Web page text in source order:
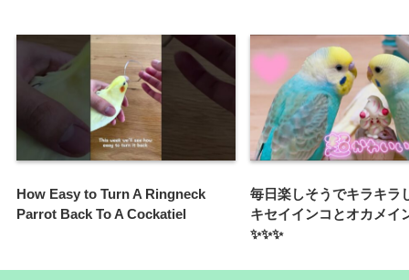
How Easy to Turn A Ringneck
Parrot Back To A Cockatiel
毎日楽しそうでキラキラ
キセイインコとオカメイ
✨✨✨